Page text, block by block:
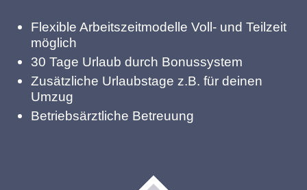
Flexible Arbeitszeitmodelle Voll- und Teilzeit
möglich
30 Tage Urlaub durch Bonussystem
Zusätzliche Urlaubstage z.B. für deinen
Umzug
Betriebsärztliche Betreuung